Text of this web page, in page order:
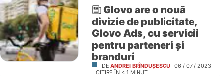
Glovo are o nouă
divizie de publicitate,
Glovo Ads, cu servicii
pentru parteneri și
branduri
DE ANDREI BRÎNDUȘESCU 06 / 07 / 2023
CITIRE ÎN < 1 MINUT